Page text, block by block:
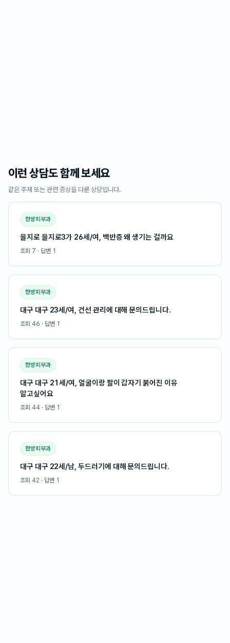
이런 상담도 함께 보세요
같은 주제 또는 관련 증상을 다룬 상담입니다.
한방피부과
을지로 을지로3가 26세/여, 백반증 왜 생기는 걸까요
조회 7 · 답변 1
한방피부과
대구 대구 23세/여, 건선 관리에 대해 문의드립니다.
조회 46 · 답변 1
한방피부과
대구 대구 21세/여, 얼굴이랑 팔이 갑자기 붉어진 이유
알고싶어요
조회 44 · 답변 1
한방피부과
대구 대구 22세/남, 두드러기에 대해 문의드립니다.
조회 42 · 답변 1